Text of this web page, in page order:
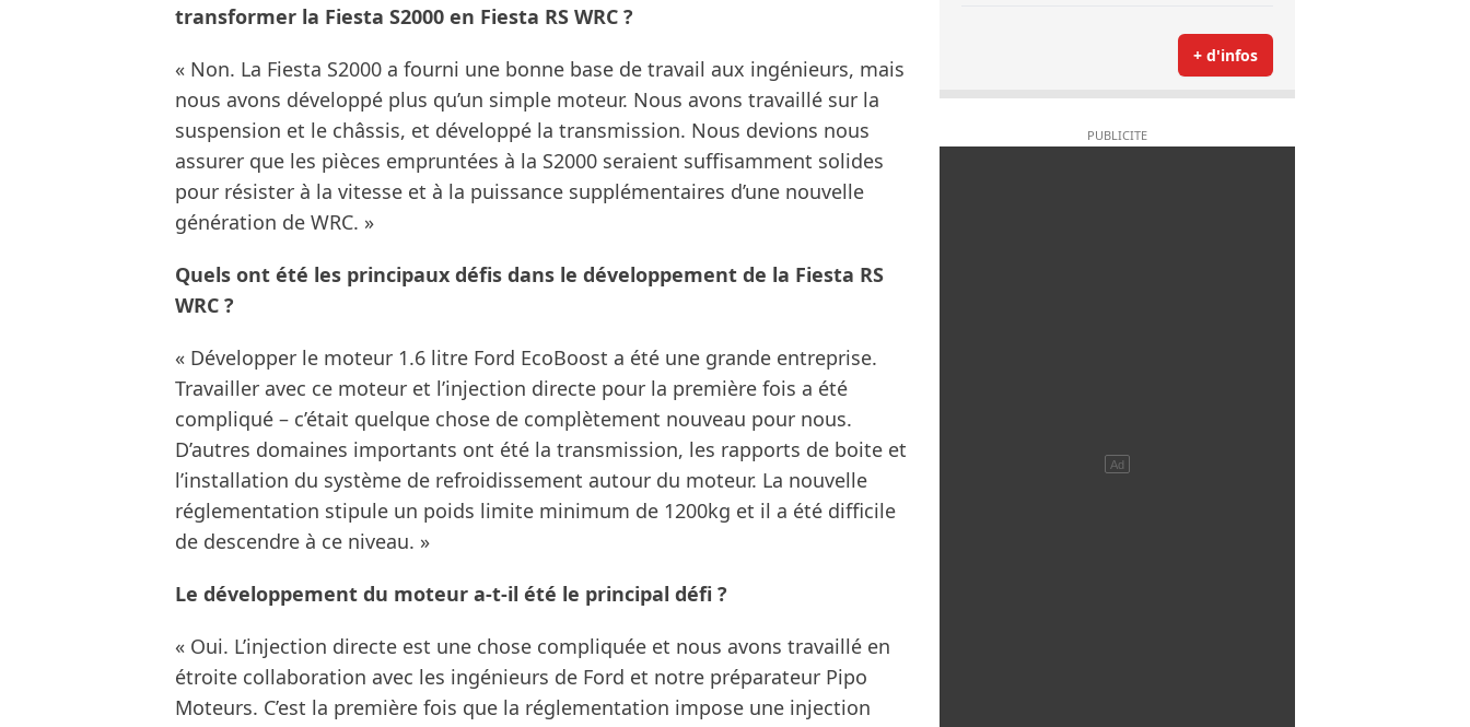
transformer la Fiesta S2000 en Fiesta RS WRC ?
« Non. La Fiesta S2000 a fourni une bonne base de travail aux ingénieurs, mais
nous avons développé plus qu’un simple moteur. Nous avons travaillé sur la
suspension et le châssis, et développé la transmission. Nous devions nous
assurer que les pièces empruntées à la S2000 seraient suffisamment solides
pour résister à la vitesse et à la puissance supplémentaires d’une nouvelle
génération de WRC. »
Quels ont été les principaux défis dans le développement de la Fiesta RS
WRC ?
« Développer le moteur 1.6 litre Ford EcoBoost a été une grande entreprise.
Travailler avec ce moteur et l’injection directe pour la première fois a été
compliqué – c’était quelque chose de complètement nouveau pour nous.
D’autres domaines importants ont été la transmission, les rapports de boite et
l’installation du système de refroidissement autour du moteur. La nouvelle
réglementation stipule un poids limite minimum de 1200kg et il a été difficile
de descendre à ce niveau. »
Le développement du moteur a-t-il été le principal défi ?
« Oui. L’injection directe est une chose compliquée et nous avons travaillé en
étroite collaboration avec les ingénieurs de Ford et notre préparateur Pipo
Moteurs. C’est la première fois que la réglementation impose une injection
+ d'infos